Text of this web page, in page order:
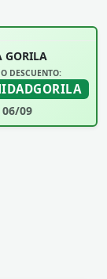
GORILA
DESCUENTO:
06/09